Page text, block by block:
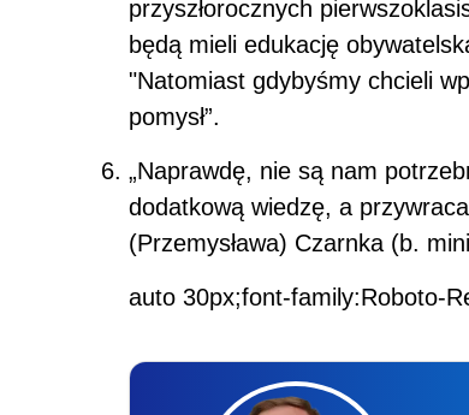
przyszłorocznych
będą mieli edukację
"Natomiast gdybyśmy chcieli
pomysł”.
„Naprawdę, nie są nam
dodatkową wiedzę, a
(Przemysława) Czarnka (b.
auto 30px;font-family:Roboto-